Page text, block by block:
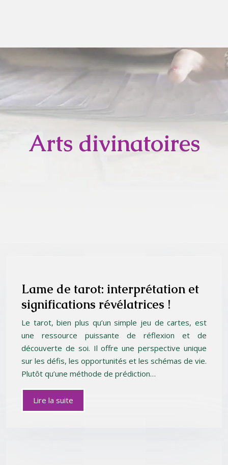
Arts divinatoires
Lame de tarot: interprétation et
significations révélatrices !
Le tarot, bien plus qu’un simple jeu de cartes, est
une ressource puissante de réflexion et de
découverte de soi. Il offre une perspective unique
sur les défis, les opportunités et les schémas de vie.
Plutôt qu’une méthode de prédiction…
Lire la suite